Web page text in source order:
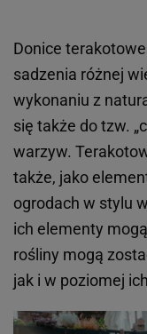
Donice
sadzenia różnej
wykonaniu z
się także do tzw.
warzyw.
także, jako
ogrodach w stylu
ich elementy
rośliny mogą
jak i w poziomej